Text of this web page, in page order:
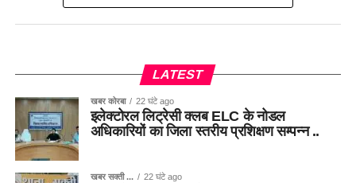
LATEST
खबर कोरबा 22 घंटे ago
इलेक्टोरल लिट्रेसी क्लब ELC के नोडल
अधिकारियों का जिला स्तरीय प्रशिक्षण सम्पन्न ..
खबर सक्ती ... 22 घंटे ago